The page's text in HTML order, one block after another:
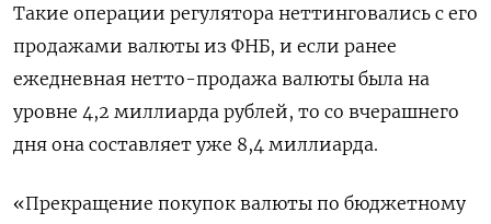
Такие операции регулятора неттинговались с его
продажами валюты из ФНБ, и если ранее
ежедневная нетто-продажа валюты была на
уровне 4,2 миллиарда рублей, то со вчерашнего
дня она составляет уже 8,4 миллиарда.
«Прекращение покупок валюты по бюджетному